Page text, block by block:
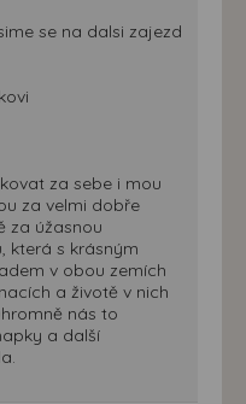
se na dalsi zajezd
za sebe i mou
za velmi dobře
za úžasnou
která s krásným
v obou zemích
a životě v nich
nás to
a další